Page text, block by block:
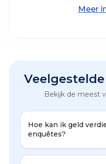
Meer
Veelgestelde
Bekijk de meest
Hoe kan ik geld
enquêtes?